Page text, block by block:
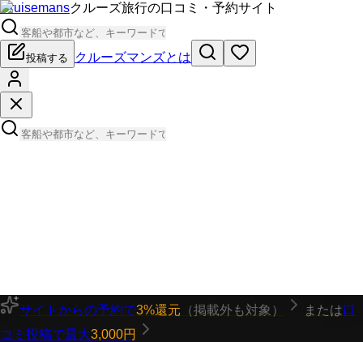
Cruisemansクルーズ旅行の口コミ・予約サイト
投稿する クルーズマンズとは
サイトからの予約で3%還元 （掲載外も対象） または口
コミ投稿で最大3,000円